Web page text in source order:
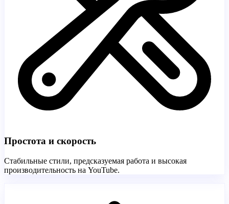
Простота и скорость
Стабильные стили, предсказуемая работа и высокая
производительность на YouTube.